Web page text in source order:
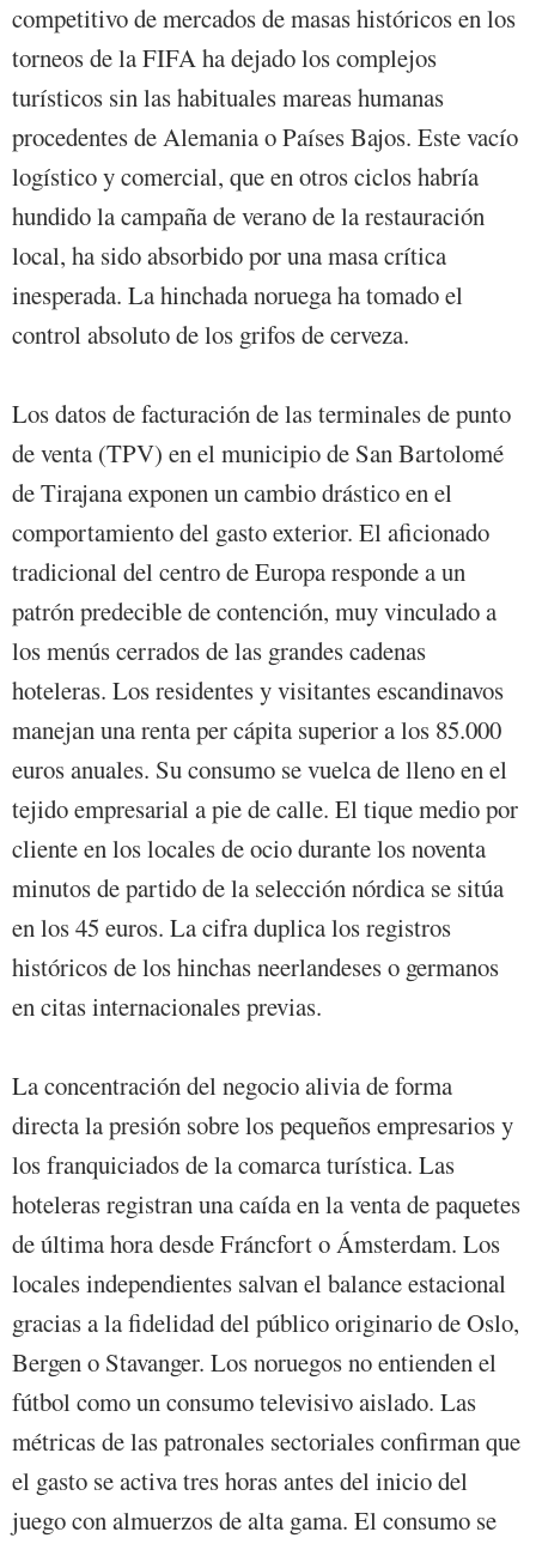
competitivo de mercados de masas históricos en los
torneos de la FIFA ha dejado los complejos
turísticos sin las habituales mareas humanas
procedentes de Alemania o Países Bajos. Este vacío
logístico y comercial, que en otros ciclos habría
hundido la campaña de verano de la restauración
local, ha sido absorbido por una masa crítica
inesperada. La hinchada noruega ha tomado el
control absoluto de los grifos de cerveza.
Los datos de facturación de las terminales de punto
de venta (TPV) en el municipio de San Bartolomé
de Tirajana exponen un cambio drástico en el
comportamiento del gasto exterior. El aficionado
tradicional del centro de Europa responde a un
patrón predecible de contención, muy vinculado a
los menús cerrados de las grandes cadenas
hoteleras. Los residentes y visitantes escandinavos
manejan una renta per cápita superior a los 85.000
euros anuales. Su consumo se vuelca de lleno en el
tejido empresarial a pie de calle. El tique medio por
cliente en los locales de ocio durante los noventa
minutos de partido de la selección nórdica se sitúa
en los 45 euros. La cifra duplica los registros
históricos de los hinchas neerlandeses o germanos
en citas internacionales previas.
La concentración del negocio alivia de forma
directa la presión sobre los pequeños empresarios y
los franquiciados de la comarca turística. Las
hoteleras registran una caída en la venta de paquetes
de última hora desde Fráncfort o Ámsterdam. Los
locales independientes salvan el balance estacional
gracias a la fidelidad del público originario de Oslo,
Bergen o Stavanger. Los noruegos no entienden el
fútbol como un consumo televisivo aislado. Las
métricas de las patronales sectoriales confirman que
el gasto se activa tres horas antes del inicio del
juego con almuerzos de alta gama. El consumo se